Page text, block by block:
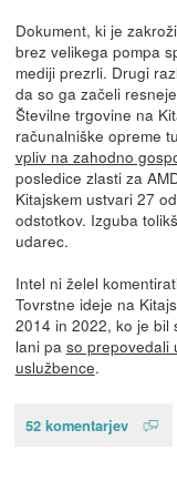
Dokument, ki je
brez velikega pompa
mediji prezrli. Drugi
da so ga začeli
Številne trgovine na
računalniške opreme
vpliv na zahodno
posledice zlasti za
Kitajskem ustvari 27
odstotkov. Izguba
udarec.
Intel ni želel
Tovrstne ideje na
2014 in 2022, ko je bil
lani pa so prepovedali
uslužbence.
52 komentarjev